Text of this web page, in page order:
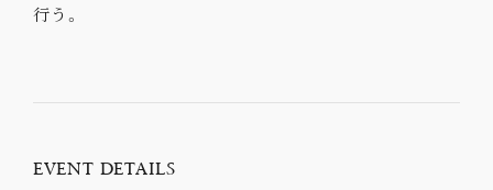
行う。
EVENT DETAILS